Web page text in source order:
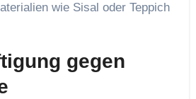
wie Sisal oder Teppich
gegen